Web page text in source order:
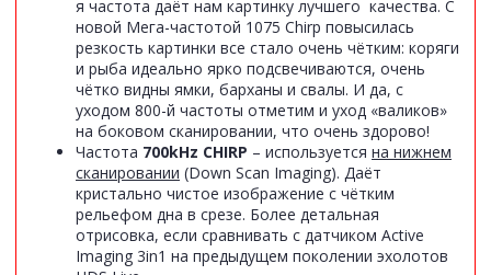
я частота даёт нам картинку лучшего качества. С
новой Мега-частотой 1075 Chirp повысилась
резкость картинки все стало очень чётким: коряги
и рыба идеально ярко подсвечиваются, очень
чётко видны ямки, барханы и свалы. И да, с
уходом 800-й частоты отметим и уход «валиков»
на боковом сканировании, что очень здорово!
Частота 700kHz CHIRP – используется на нижнем
сканировании (Down Scan Imaging). Даёт
кристально чистое изображение с чётким
рельефом дна в срезе. Более детальная
отрисовка, если сравнивать с датчиком Active
Imaging 3in1 на предыдущем поколении эхолотов